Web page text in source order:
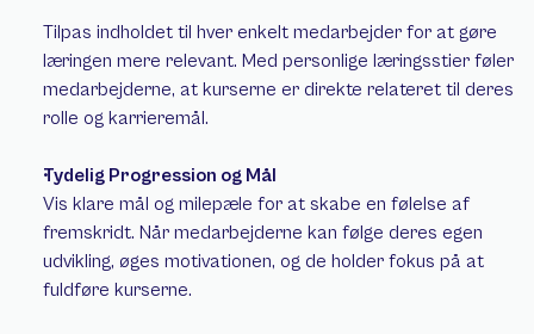
Tilpas indholdet til hver enkelt medarbejder for at gøre
læringen mere relevant. Med personlige læringsstier føler
medarbejderne, at kurserne er direkte relateret til deres
rolle og karrieremål.
Tydelig Progression og Mål
Vis klare mål og milepæle for at skabe en følelse af
fremskridt. Når medarbejderne kan følge deres egen
udvikling, øges motivationen, og de holder fokus på at
fuldføre kurserne.